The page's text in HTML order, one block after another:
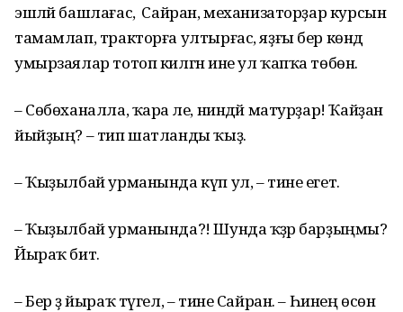
эшләй башлағас, ә Сайран, механизаторҙар курсын
тамамлап, тракторға ултырғас, яҙғы бер көндә
умырзаялар тотоп килгән ине ул ҡапҡа төбөнә.
– Сөбөханалла, ҡара әле, ниндәй матурҙар! Ҡайҙан
йыйҙың? – тип шатланды ҡыҙ.
– Ҡыҙылбай урманында күп ул, – тине егет.
– Ҡыҙылбай урманында?! Шунда ҡәҙәр барҙыңмы?
Йыраҡ бит.
– Бер ҙә йыраҡ түгел, – тине Сайран. – Һинең өсөн